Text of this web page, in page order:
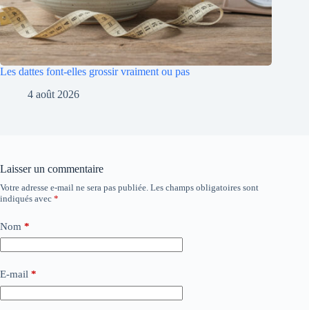
Les dattes font-elles grossir vraiment ou pas
4 août 2026
Laisser un commentaire
Votre adresse e-mail ne sera pas publiée. Les champs obligatoires sont
indiqués avec *
Nom *
E-mail *